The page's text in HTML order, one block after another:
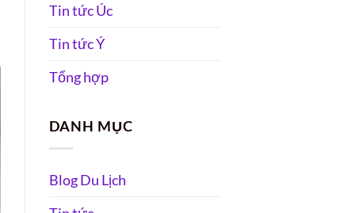
Tin tức Úc
Tin tức Ý
Tổng hợp
DANH MỤC
Blog Du Lịch